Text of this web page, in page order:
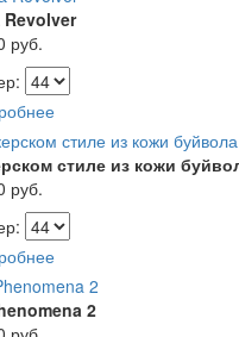
Revolver
руб.
стиле из кожи
руб.
2